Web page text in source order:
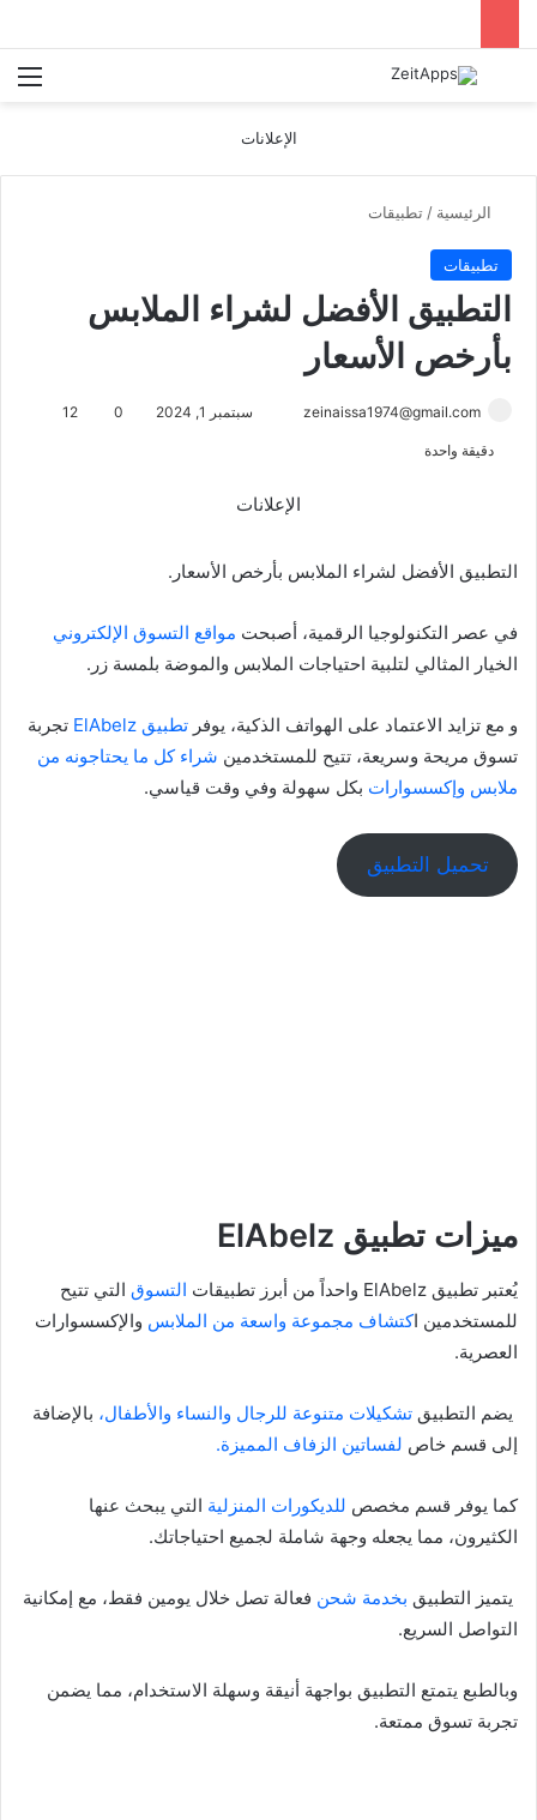
بحث عن
الإعلانات
الرئيسية / تطبيقات
تطبيقات
التطبيق الأفضل لشراء الملابس
بأرخص الأسعار
zeinaissa1974@gmail.com سبتمبر 1, 2024 0
12
دقيقة واحدة
الإعلانات
التطبيق الأفضل لشراء الملابس بأرخص الأسعار.
في عصر التكنولوجيا الرقمية، أصبحت مواقع التسوق الإلكتروني
الخيار المثالي لتلبية احتياجات الملابس والموضة بلمسة زر.
و مع تزايد الاعتماد على الهواتف الذكية، يوفر تطبيق ElAbelz
تجربة
تسوق مريحة وسريعة، تتيح للمستخدمين شراء كل ما يحتاجونه من
ملابس وإكسسوارات بكل سهولة وفي وقت قياسي.
تحميل التطبيق
ميزات تطبيق ElAbelz
يُعتبر تطبيق ElAbelz واحداً من أبرز تطبيقات التسوق التي تتيح
للمستخدمين اكتشاف مجموعة واسعة من الملابس والإكسسوارات
العصرية.
يضم التطبيق تشكيلات متنوعة للرجال والنساء والأطفال، بالإضافة
إلى قسم خاص لفساتين الزفاف المميزة.
كما يوفر قسم مخصص للديكورات المنزلية التي يبحث عنها
الكثيرون، مما يجعله وجهة شاملة لجميع احتياجاتك.
يتميز التطبيق بخدمة شحن فعالة تصل خلال يومين فقط، مع إمكانية
التواصل السريع.
وبالطبع يتمتع التطبيق بواجهة أنيقة وسهلة الاستخدام، مما يضمن
تجربة تسوق ممتعة.